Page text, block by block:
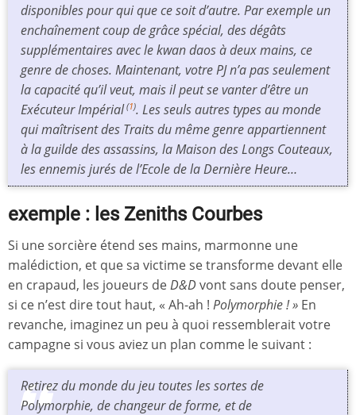
disponibles pour qui que ce soit d’autre. Par exemple un
enchaînementcoup de grâcespécial, des dégâts
supplémentaires avec le kwan daos à deux mains, ce
genre de choses. Maintenant, votre PJ n’a pas seulement
la capacité qu’il veut, mais il peut se vanter d’être un
Exécuteur Impérial(1). Les seuls autres types au monde
qui maîtrisent des Traits du même genre appartiennent
à la guilde des assassins, la Maison des Longs Couteaux,
les ennemis jurés de l’Ecole de la Dernière Heure…
exemple : les Zeniths Courbes
Si une sorcière étend ses mains, marmonne une
malédiction, et que sa victime se transforme devant elle
en crapaud, les joueurs deD&Dvont sans doute penser,
si ce n’est dire tout haut, « Ah-ah ! Polymorphie ! » En
revanche, imaginez un peu à quoi ressemblerait votre
campagne si vous aviez un plan comme le suivant :
Retirez du monde du jeu toutes les sortes de
Polymorphie, de changeur de forme, et de